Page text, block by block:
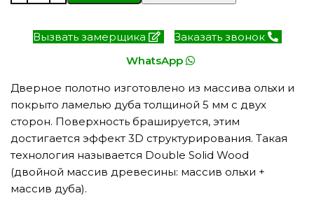
Вызвать замерщика
Заказать звонок
WhatsApp
Дверное полотно изготовлено из массива ольхи и
покрыто ламелью дуба толщиной 5 мм с двух
сторон. Поверхность брашируется, этим
достигается эффект 3D структурирования. Такая
технология называется Double Solid Wood
(двойной массив древесины: массив ольхи +
массив дуба).